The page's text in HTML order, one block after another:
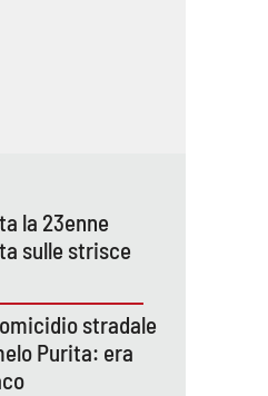
la 23enne
sulle strisce
stradale
Purita: era